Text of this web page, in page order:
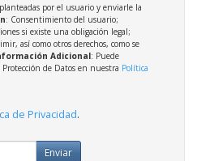
por el usuario y enviarle la
: Consentimiento del usuario;
si existe una obligación legal;
así como otros derechos, como se
Adicional: Puede
de Datos en nuestra Política
de Privacidad.
Enviar